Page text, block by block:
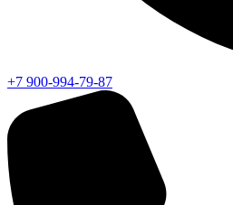
+7 900-994-79-87